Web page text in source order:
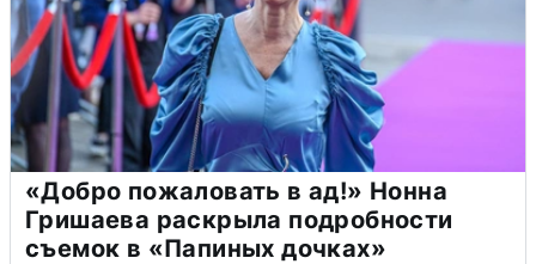
«Добро пожаловать в ад!» Нонна
Гришаева раскрыла подробности
съемок в «Папиных дочках»